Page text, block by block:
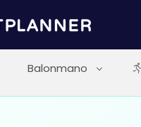
Balonmano